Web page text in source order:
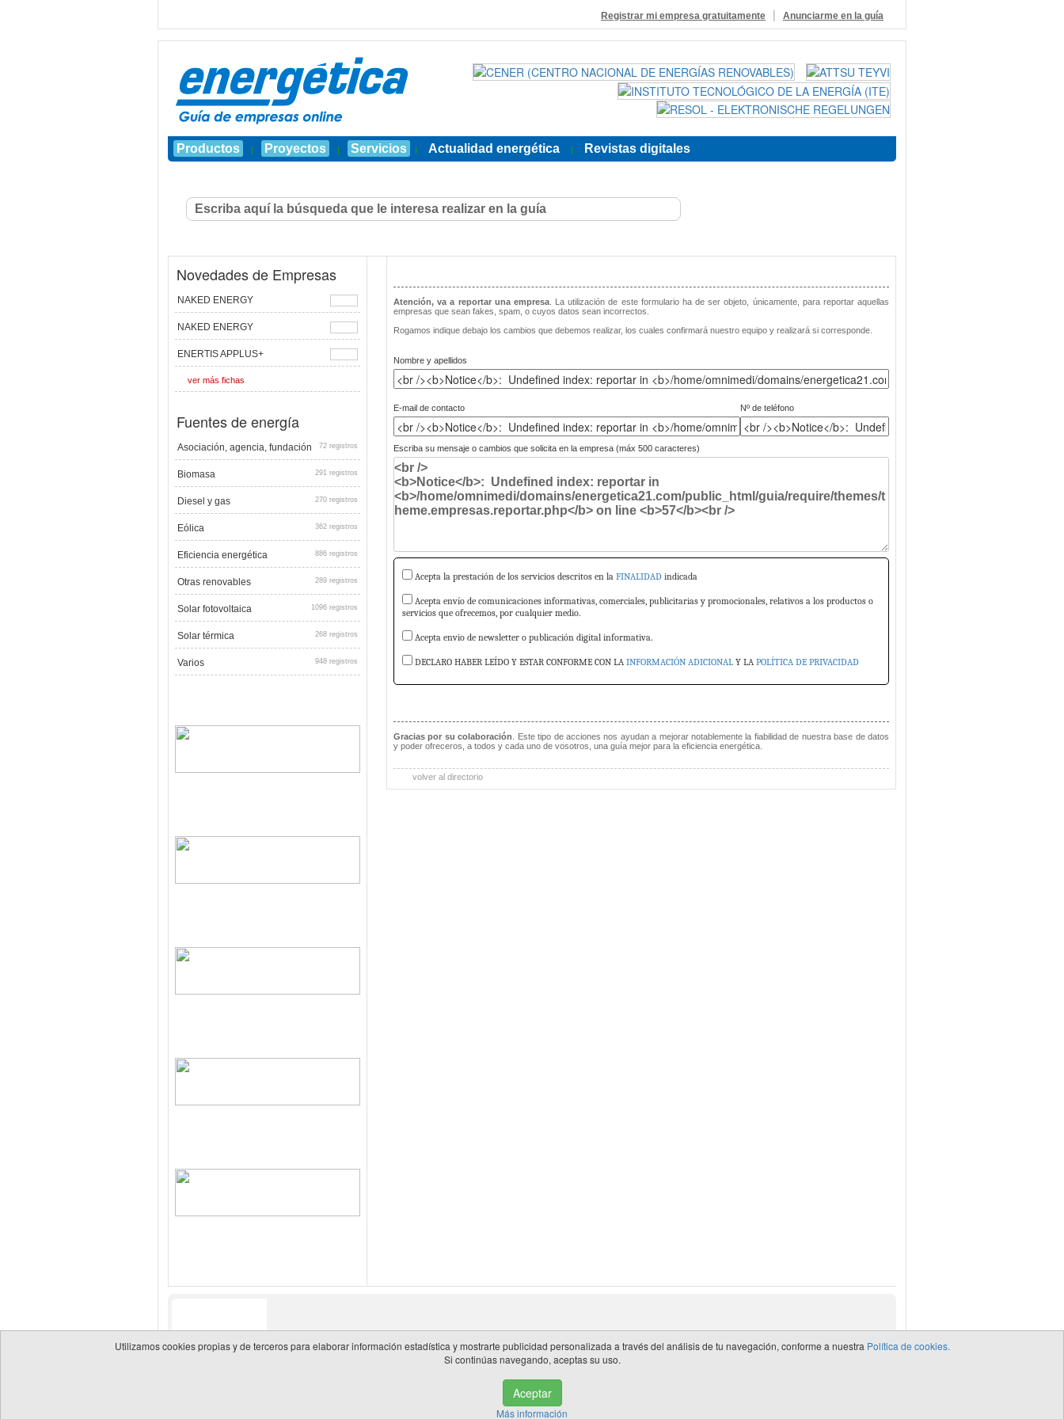
Registrar mi empresa gratuitamente | Anunciarme en la guía
Productos | Proyectos | Servicios | Actualidad energética | Revistas digitales
Novedades de Empresas
NAKED ENERGY
NAKED ENERGY
ENERTIS APPLUS+
ver más fichas
Fuentes de energía
Asociación, agencia, fundación 72 registros
Biomasa 291 registros
Diesel y gas 270 registros
Eólica 362 registros
Eficiencia energética 886 registros
Otras renovables 289 registros
Solar fotovoltaica 1096 registros
Solar térmica 268 registros
Varios 948 registros
Atención, va a reportar una empresa. La utilización de este formulario ha de ser objeto, únicamente, para reportar aquellas
empresas que sean fakes, spam, o cuyos datos sean incorrectos.
Rogamos indique debajo los cambios que debemos realizar, los cuales confirmará nuestro equipo y realizará si corresponde.
Nombre y apellidos
E-mail de contacto Nº de teléfono
Escriba su mensaje o cambios que solicita en la empresa (máx 500 caracteres)
Acepta la prestación de los servicios descritos en la FINALIDAD indicada
Acepta envío de comunicaciones informativas, comerciales, publicitarias y promocionales, relativos a los productos o
servicios que ofrecemos, por cualquier medio.
Acepta envio de newsletter o publicación digital informativa.
DECLARO HABER LEÍDO Y ESTAR CONFORME CON LA INFORMACIÓN ADICIONAL Y LA POLÍTICA DE PRIVACIDAD
Gracias por su colaboración
. Este tipo de acciones nos ayudan a mejorar notablemente la fiabilidad de nuestra base de datos
y poder ofreceros, a todos y cada uno de vosotros, una guía mejor para la eficiencia energética.
volver al directorio
Utilizamos cookies propias y de terceros para elaborar información estadística y mostrarte publicidad personalizada a través del análisis de tu navegación, conforme a nuestra Política de cookies.
Si continúas navegando, aceptas su uso.
Aceptar
Más información
Aviso legal | Información adicional